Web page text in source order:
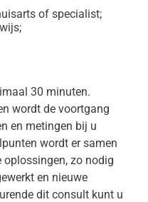
of specialist;
30 minuten.
wordt de voortgang
en metingen bij u
wordt er samen
oplossingen, zo nodig
en nieuwe
dit consult kunt u